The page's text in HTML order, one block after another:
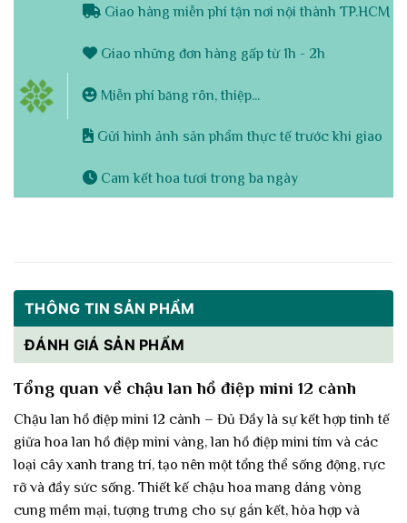
Giao hàng miễn phí tận nơi nội thành TP.HCM
Giao những đơn hàng gấp từ 1h - 2h
Miễn phí băng rôn, thiệp...
Gửi hình ảnh sản phẩm thực tế trước khi giao
Cam kết hoa tươi trong ba ngày
THÔNG TIN SẢN PHẨM
ĐÁNH GIÁ SẢN PHẨM
Tổng quan về chậu lan hồ điệp mini 12 cành
Chậu lan hồ điệp mini 12 cành – Đủ Đầy là sự kết hợp tinh tế
giữa hoa lan hồ điệp mini vàng, lan hồ điệp mini tím và các
loại cây xanh trang trí, tạo nên một tổng thể sống động, rực
rỡ và đầy sức sống. Thiết kế chậu hoa mang dáng vòng
cung mềm mại, tượng trưng cho sự gắn kết, hòa hợp và